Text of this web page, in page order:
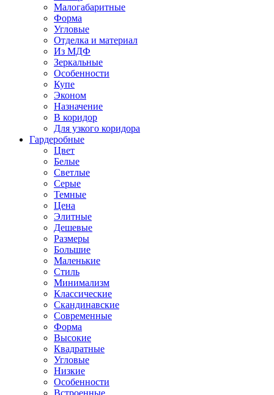
Малогабаритные
Форма
Угловые
Отделка и материал
Из МДФ
Зеркальные
Особенности
Купе
Эконом
Назначение
В коридор
Для узкого коридора
Гардеробные
Цвет
Белые
Светлые
Серые
Темные
Цена
Элитные
Дешевые
Размеры
Большие
Маленькие
Стиль
Минимализм
Классические
Скандинавские
Современные
Форма
Высокие
Квадратные
Угловые
Низкие
Особенности
Встроенные